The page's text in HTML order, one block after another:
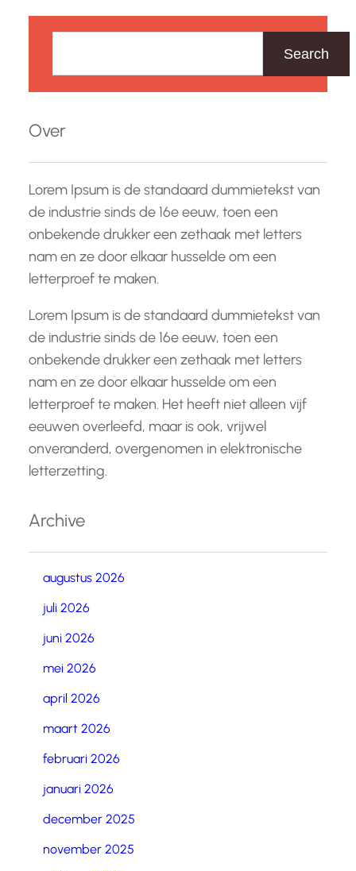
k
n
Search
Over
Lorem Ipsum is de standaard dummietekst van
de industrie sinds de 16e eeuw, toen een
onbekende drukker een zethaak met letters
nam en ze door elkaar husselde om een
letterproef te maken.
Lorem Ipsum is de standaard dummietekst van
de industrie sinds de 16e eeuw, toen een
onbekende drukker een zethaak met letters
nam en ze door elkaar husselde om een
letterproef te maken. Het heeft niet alleen vijf
eeuwen overleefd, maar is ook, vrijwel
onveranderd, overgenomen in elektronische
letterzetting.
Archive
augustus 2026
juli 2026
juni 2026
mei 2026
april 2026
maart 2026
februari 2026
januari 2026
december 2025
november 2025